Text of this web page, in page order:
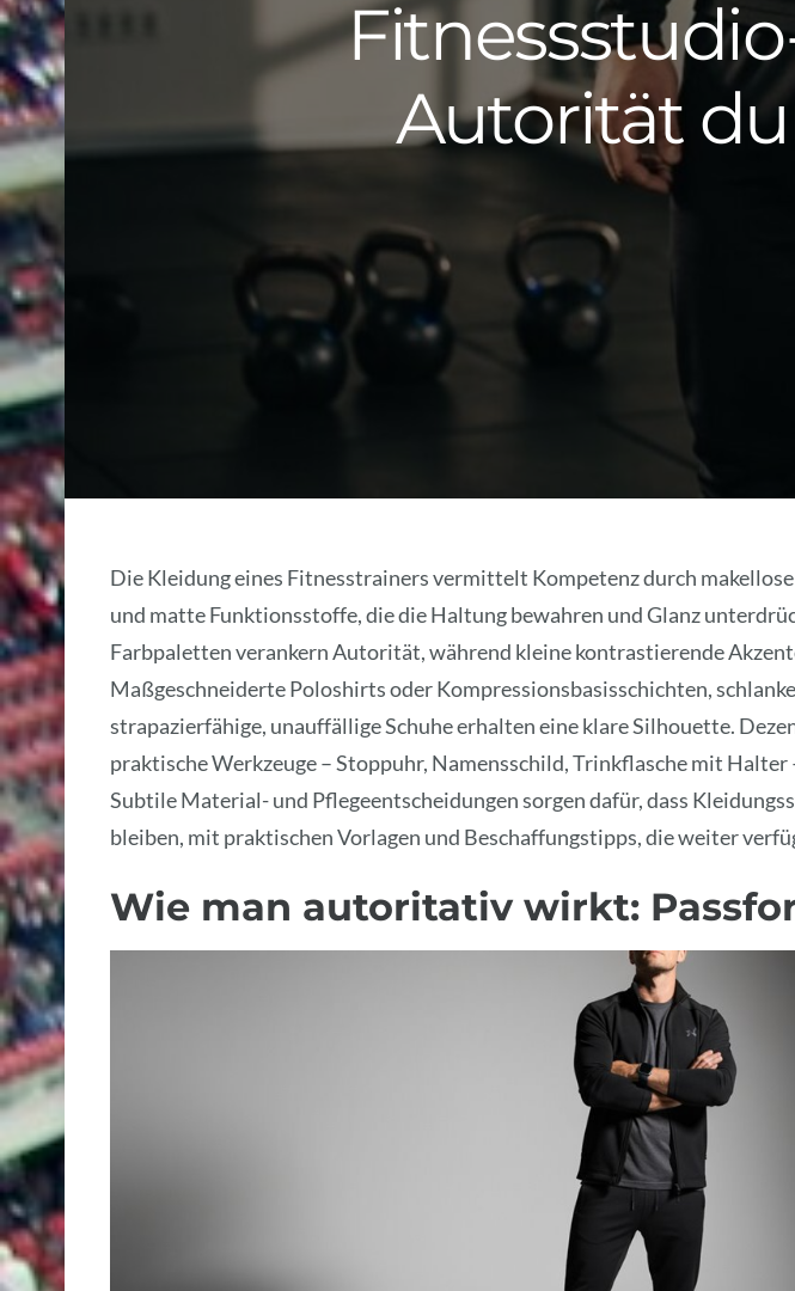
Autorität
Die Kleidung eines Fitnesstrainers vermittelt Kompetenz durch
und matte Funktionsstoffe, die die Haltung bewahren und Glanz
Farbpaletten verankern Autorität, während kleine kontrastierende
Maßgeschneiderte Poloshirts oder Kompressionsbasisschichten,
strapazierfähige, unauffällige Schuhe erhalten eine klare Silhouette.
praktische Werkzeuge – Stoppuhr, Namensschild, Trinkflasche mit
Subtile Material- und Pflegeentscheidungen sorgen dafür, dass
bleiben, mit praktischen Vorlagen und Beschaffungstipps, die weiter
Wie man autoritativ wirkt: